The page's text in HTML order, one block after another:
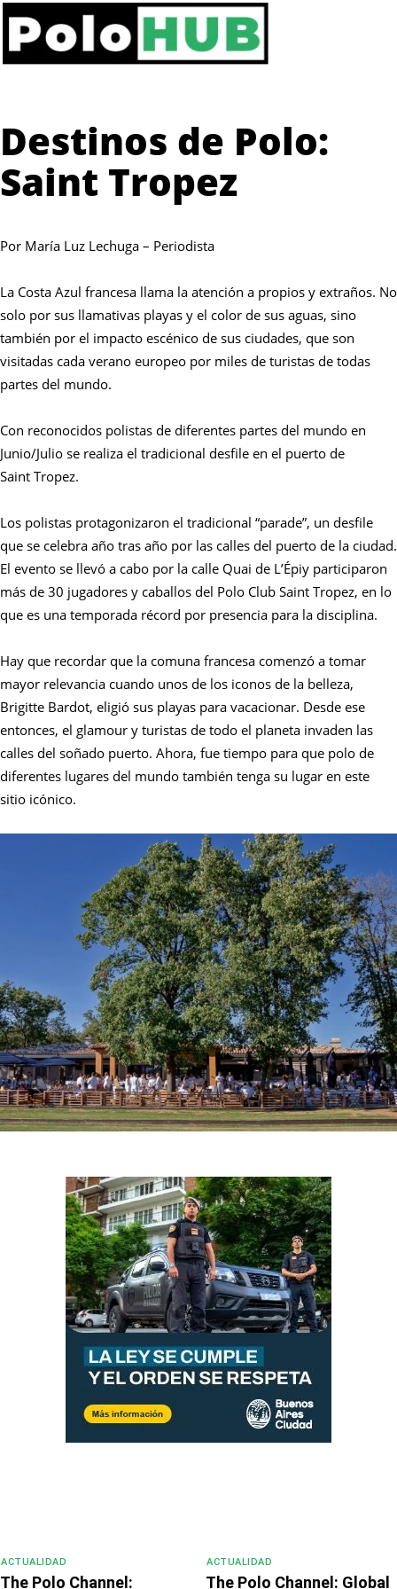
Destinos de Polo:
Saint Tropez
Por María Luz Lechuga – Periodista
La Costa Azul francesa llama la atención a propios y extraños. No
solo por sus llamativas playas y el color de sus aguas, sino
también por el impacto escénico de sus ciudades, que son
visitadas cada verano europeo por miles de turistas de todas
partes del mundo.
Con reconocidos polistas de diferentes partes del mundo en
Junio/Julio se realiza el tradicional desfile en el puerto de
Saint Tropez.
Los polistas protagonizaron el tradicional “parade”, un desfile
que se celebra año tras año por las calles del puerto de la ciudad.
El evento se llevó a cabo por la calle Quai de L’Épiy participaron
más de 30 jugadores y caballos del Polo Club Saint Tropez, en lo
que es una temporada récord por presencia para la disciplina.
Hay que recordar que la comuna francesa comenzó a tomar
mayor relevancia cuando unos de los iconos de la belleza,
Brigitte Bardot, eligió sus playas para vacacionar. Desde ese
entonces, el glamour y turistas de todo el planeta invaden las
calles del soñado puerto. Ahora, fue tiempo para que polo de
diferentes lugares del mundo también tenga su lugar en este
sitio icónico.
ACTUALIDAD
The Polo Channel:
ACTUALIDAD
The Polo Channel: Global